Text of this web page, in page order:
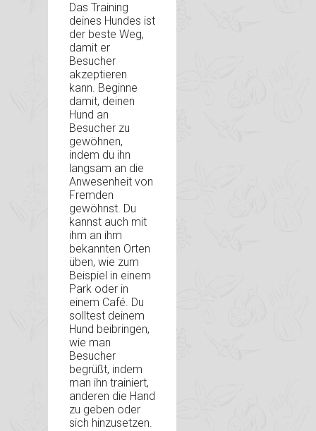
Das Training
deines Hundes ist
der beste Weg,
damit er
Besucher
akzeptieren
kann. Beginne
damit, deinen
Hund an
Besucher zu
gewöhnen,
indem du ihn
langsam an die
Anwesenheit von
Fremden
gewöhnst. Du
kannst auch mit
ihm an ihm
bekannten Orten
üben, wie zum
Beispiel in einem
Park oder in
einem Café. Du
solltest deinem
Hund beibringen,
wie man
Besucher
begrüßt, indem
man ihn trainiert,
anderen die Hand
zu geben oder
sich hinzusetzen.